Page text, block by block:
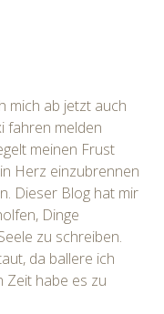
mich ab jetzt auch
fahren melden
meinen Frust
Herz einzubrennen
Dieser Blog hat mir
Dinge
zu schreiben.
da ballere ich
Zeit habe es zu